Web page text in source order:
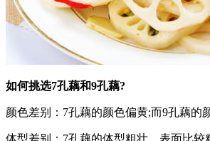
如何挑选7孔藕和9孔藕?
颜色差别：7孔藕的颜色偏黄;而9孔藕的